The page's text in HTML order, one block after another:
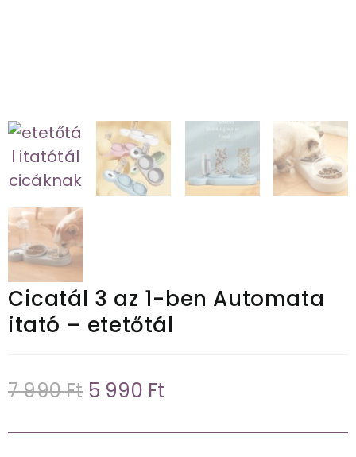
Cicatál 3 az 1-ben Automata
itató – etetőtál
7 990Ft 5 990 Ft